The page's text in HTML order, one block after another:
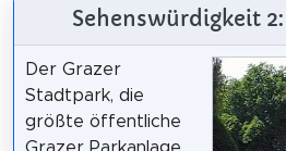
Sehenswürdigkeit
Der Grazer
Stadtpark, die
größte öffentliche